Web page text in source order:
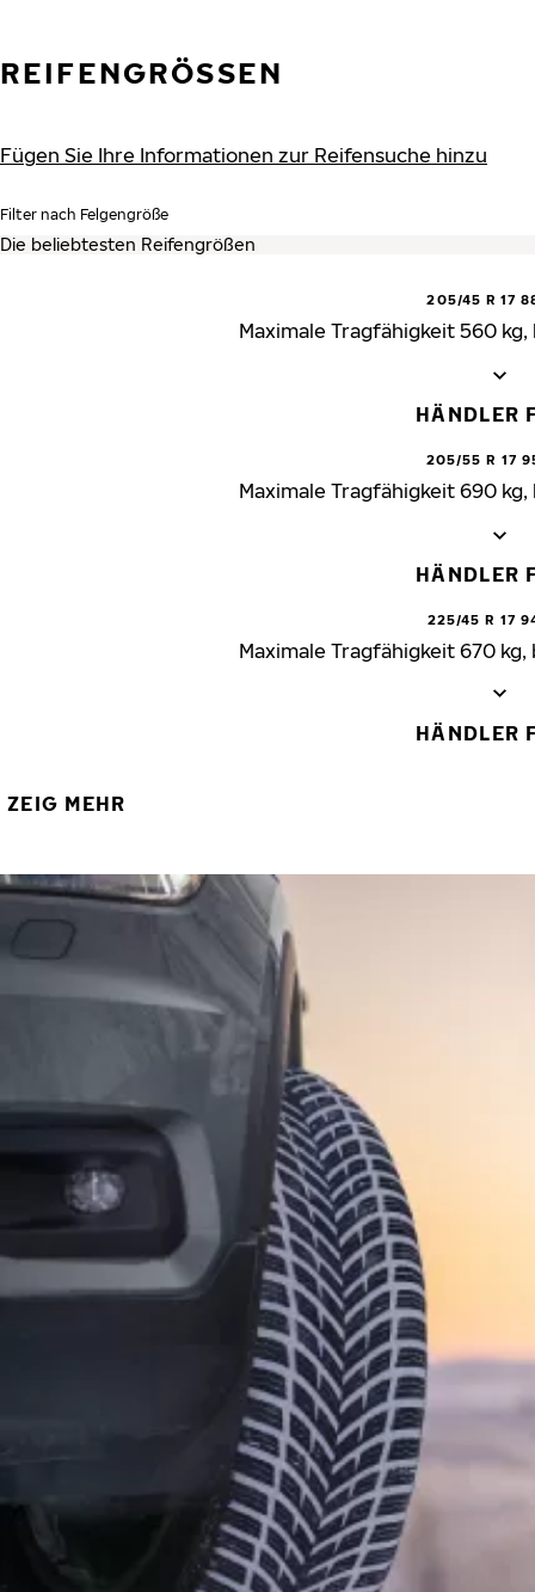
REIFENGRÖSSEN
Fügen Sie Ihre Informationen zur Reifensuche hinzu
Filter nach Felgengröße
205/45 R 17
Maximale Tragfähigkeit 560
HÄNDLER
205/55 R 17
Maximale Tragfähigkeit 690
HÄNDLER
225/45 R 17
Maximale Tragfähigkeit 670
HÄNDLER
ZEIG MEHR